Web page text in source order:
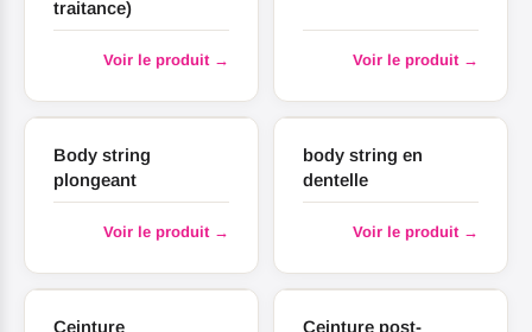
traitance)
Voir le produit → Voir le produit →
Body string
plongeant
Voir le produit →
body string en
dentelle
Voir le produit →
Ceinture
Ceinture post-